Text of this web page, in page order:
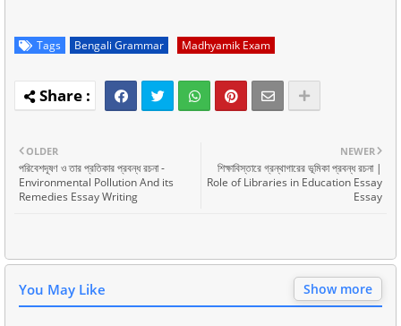
Tags Bengali Grammar Madhyamik Exam
NEWER
শিক্ষাবিস্তারে গ্রন্থাগারের ভূমিকা প্রবন্ধ রচনা |
Role of Libraries in Education Essay
Essay
OLDER
পরিবেশদূষণ ও তার প্রতিকার প্রবন্ধ রচনা -
Environmental Pollution And its
Remedies Essay Writing
You May Like Show more